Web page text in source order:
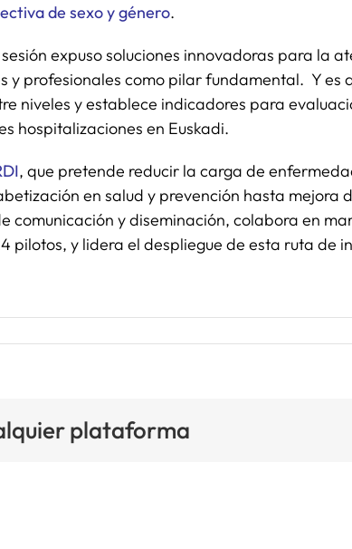
de sexo y género.
expuso soluciones innovadoras para la
profesionales como pilar fundamental. Y es
niveles y establece indicadores para
hospitalizaciones en Euskadi.​
, que pretende reducir la carga de
en salud y prevención hasta mejora
y diseminación, colabora en
y lidera el despliegue de esta ruta de
plataforma